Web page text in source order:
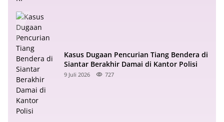
Kasus Dugaan Pencurian Tiang Bendera di
Siantar Berakhir Damai di Kantor Polisi
9 Juli 2026 727